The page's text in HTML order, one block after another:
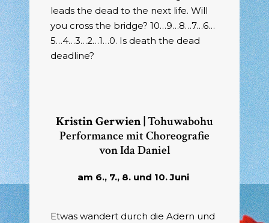
leads the dead to the next life. Will
you cross the bridge? 10…9…8…7…6…
5…4…3…2…1…0. Is death the dead
deadline?
Kristin Gerwien |Tohuwabohu
Performance mit Choreografie
von Ida Daniel
am 6., 7., 8. und 10. Juni
Etwas wandert durch die Adern und